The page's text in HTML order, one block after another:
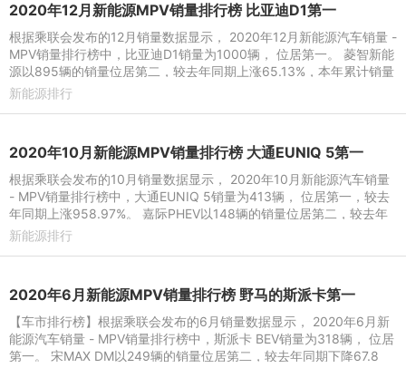
2020年12月新能源MPV销量排行榜 比亚迪D1第一
根据乘联会发布的12月销量数据显示， 2020年12月新能源汽车销量 -
MPV销量排行榜中，比亚迪D1销量为1000辆， 位居第一。 菱智新能
源以895辆的销量位居第二，较去年同期上涨65.13%，本年累计销量
达2525辆。12月EUNIQ
新能源排行
2020年10月新能源MPV销量排行榜 大通EUNIQ 5第一
根据乘联会发布的10月销量数据显示， 2020年10月新能源汽车销量
- MPV销量排行榜中，大通EUNIQ 5销量为413辆， 位居第一，较去
年同期上涨958.97%。 嘉际PHEV以148辆的销量位居第二，较去年
同期下降27.45%，本年累计销
新能源排行
2020年6月新能源MPV销量排行榜 野马的斯派卡第一
【车市排行榜】根据乘联会发布的6月销量数据显示， 2020年6月新
能源汽车销量 - MPV销量排行榜中，斯派卡 BEV销量为318辆， 位居
第一。 宋MAX DM以249辆的销量位居第二，较去年同期下降67.8